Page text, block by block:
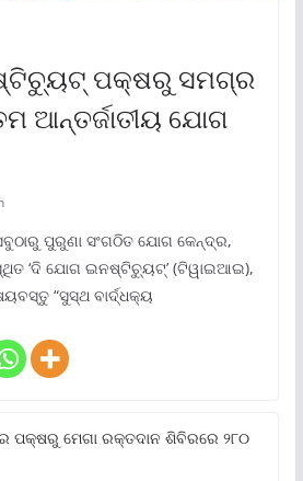
ପକ୍ଷରୁ ସମଗ୍ର
ଆନ୍ତର୍ଜାତୀୟ ଯୋଗ
ପୁରୁଣା ସଂଗଠିତ ଯୋଗ କେନ୍ଦ୍ର,
‘ଦି ଯୋଗ ଇନଷ୍ଟିଚ୍ୟୁଟ୍‌’ (ଟିୱାଇଆଇ),
“ସୁସ୍ଥ ବାର୍ଦ୍ଧକ୍ୟ
ପକ୍ଷରୁ ମେଗା ରକ୍ତଦାନ ଶିବିରରେ ୨୮୦